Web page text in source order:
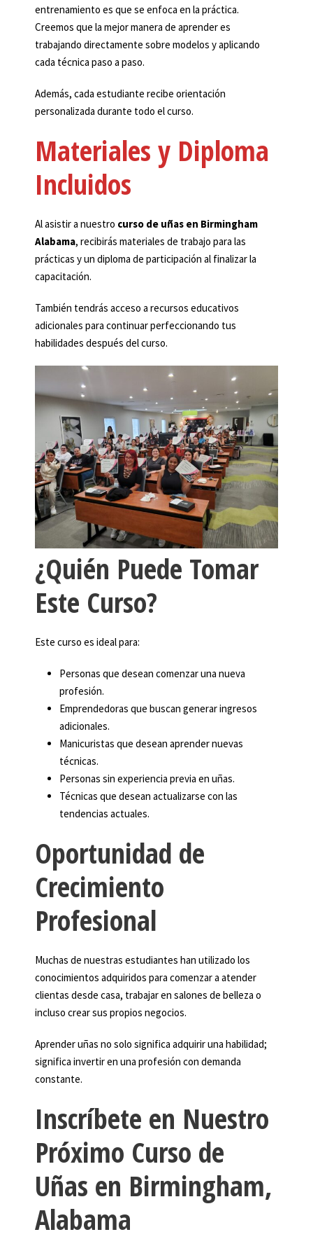
entrenamiento es que se enfoca en la práctica.
Creemos que la mejor manera de aprender es
trabajando directamente sobre modelos y aplicando
cada técnica paso a paso.
Además, cada estudiante recibe orientación
personalizada durante todo el curso.
Materiales y Diploma
Incluidos
Al asistir a nuestro curso de uñas en Birmingham
Alabama, recibirás materiales de trabajo para las
prácticas y un diploma de participación al finalizar la
capacitación.
También tendrás acceso a recursos educativos
adicionales para continuar perfeccionando tus
habilidades después del curso.
¿Quién Puede Tomar
Este Curso?
Este curso es ideal para:
Personas que desean comenzar una nueva
profesión.
Emprendedoras que buscan generar ingresos
adicionales.
Manicuristas que desean aprender nuevas
técnicas.
Personas sin experiencia previa en uñas.
Técnicas que desean actualizarse con las
tendencias actuales.
Oportunidad de
Crecimiento
Profesional
Muchas de nuestras estudiantes han utilizado los
conocimientos adquiridos para comenzar a atender
clientas desde casa, trabajar en salones de belleza o
incluso crear sus propios negocios.
Aprender uñas no solo significa adquirir una habilidad;
significa invertir en una profesión con demanda
constante.
Inscríbete en Nuestro
Próximo Curso de
Uñas en Birmingham,
Alabama